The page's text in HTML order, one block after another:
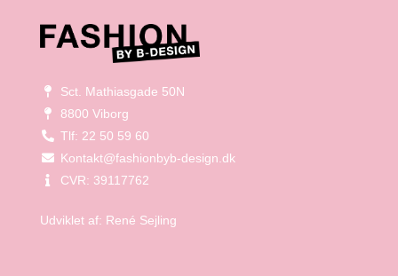
Sct. Mathiasgade 50N
8800 Viborg
Tlf: 22 50 59 60
Kontakt@fashionbyb-design.dk
CVR: 39117762
Udviklet af: René Sejling